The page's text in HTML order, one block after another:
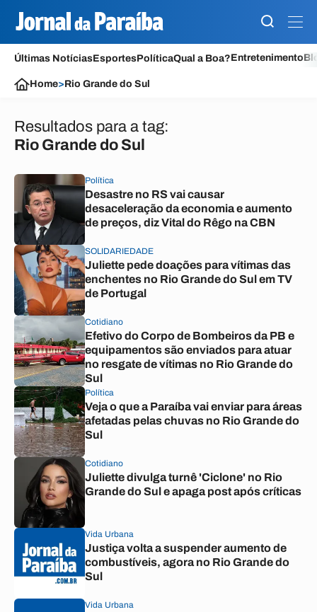
Últimas NotíciasEsportesPolíticaQual a Boa?Entretenimento
Home>Rio Grande do Sul
Resultados para a tag:
Rio Grande do Sul
Política
Desastre no RS vai causar
desaceleração da economia e aumento
de preços, diz Vital do Rêgo na CBN
SOLIDARIEDADE
Juliette pede doações para vítimas das
enchentes no Rio Grande do Sul em TV
de Portugal
Cotidiano
Efetivo do Corpo de Bombeiros da PB e
equipamentos são enviados para atuar
no resgate de vítimas no Rio Grande do
Sul
Política
Veja o que a Paraíba vai enviar para áreas
afetadas pelas chuvas no Rio Grande do
Sul
Cotidiano
Juliette divulga turnê 'Ciclone' no Rio
Grande do Sul e apaga post após críticas
Vida Urbana
Justiça volta a suspender aumento de
combustíveis, agora no Rio Grande do
Sul
Vida Urbana